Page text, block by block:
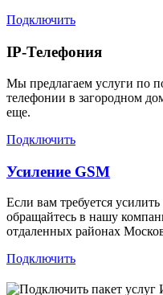
Подключить
IP-Телефония
Мы предлагаем услуги по
телефонии в загородном
еще.
Подключить
Усиление GSM
Если вам требуется
обращайтесь в нашу
отдаленных районах
Подключить